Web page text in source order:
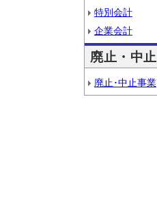
特別会計
企業会計
廃止・中止
廃止･中止事業